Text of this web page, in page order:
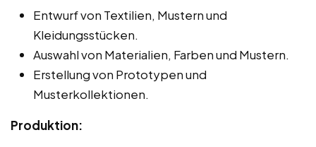
Entwurf von Textilien, Mustern und
Kleidungsstücken.
Auswahl von Materialien, Farben und Mustern.
Erstellung von Prototypen und
Musterkollektionen.
Produktion: